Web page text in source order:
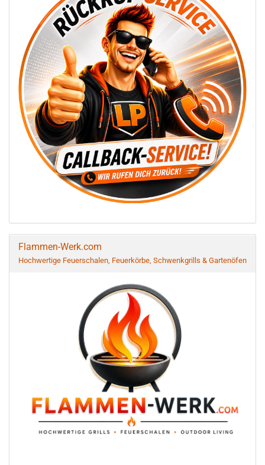
Flammen-Werk.com
Hochwertige Feuerschalen, Feuerkörbe, Schwenkgrills & Gartenöfen